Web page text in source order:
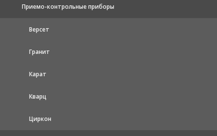
Приемо-контрольные приборы
Версет
Гранит
Карат
Кварц
Циркон